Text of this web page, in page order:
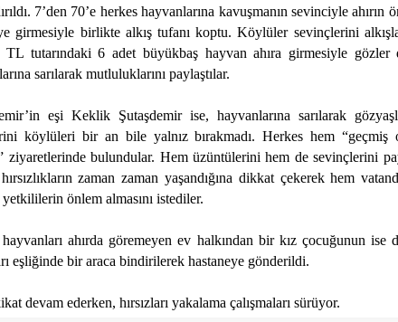
7’den 70’e herkes hayvanlarına kavuşmanın sevinciyle ahırın
girmesiyle birlikte alkış tufanı koptu. Köylüler sevinçlerini
TL tutarındaki 6 adet büyükbaş hayvan ahıra girmesiyle gözler
sarılarak mutluluklarını paylaştılar.
eşi Keklik Şutaşdemir ise, hayvanlarına sarılarak
köylüleri bir an bile yalnız bırakmadı. Herkes hem “geçmiş
ziyaretlerinde bulundular. Hem üzüntülerini hem de sevinçlerini
zaman zaman yaşandığına dikkat çekerek hem
yetkililerin önlem almasını istediler.
ahırda göremeyen ev halkından bir kız çocuğunun ise
eşliğinde bir araca bindirilerek hastaneye gönderildi.
devam ederken, hırsızları yakalama çalışmaları sürüyor.